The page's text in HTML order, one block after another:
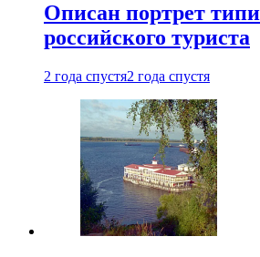
Описан портрет
российского туриста
2 года спустя2 года спустя